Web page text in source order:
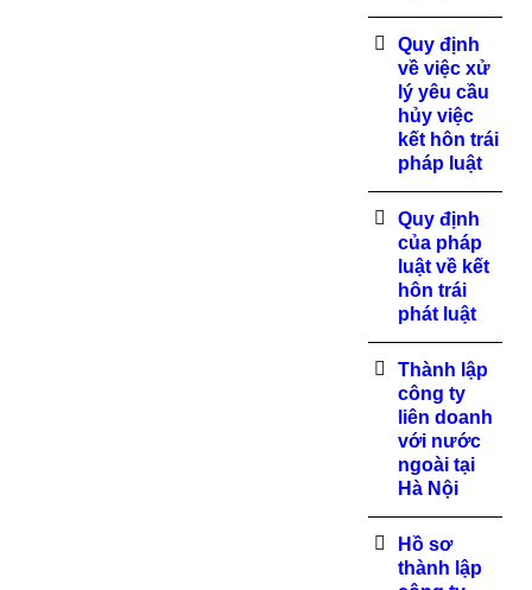
Quy định
về việc xử
lý yêu cầu
hủy việc
kết hôn trái
pháp luật
Quy định
của pháp
luật về kết
hôn trái
phát luật
Thành lập
công ty
liên doanh
với nước
ngoài tại
Hà Nội
Hồ sơ
thành lập